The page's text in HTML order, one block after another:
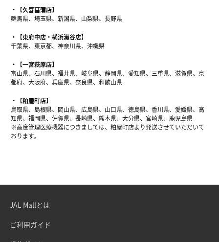
【久喜菖蒲店】
群馬県、埼玉県、新潟県、山梨県、長野県
【東府中店・横浜瀬谷店】
千葉県、東京都、神奈川県、沖縄県
【一宮萩原店】
富山県、石川県、福井県、岐阜県、静岡県、愛知県、三重県、滋賀県、京
都府、大阪府、兵庫県、奈良県、和歌山県
【粕屋町店】
鳥取県、島根県、岡山県、広島県、山口県、徳島県、香川県、愛媛県、高
知県、福岡県、佐賀県、長崎県、熊本県、大分県、宮崎県、鹿児島県
※高度管理医療機器につきましては、粕屋町店より発送させていただいて
おります。
JAL Mallとは
ご利用ガイド